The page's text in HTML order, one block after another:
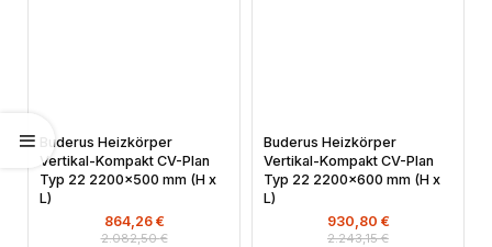
Buderus Heizkörper
Vertikal-Kompakt CV-Plan
Typ 22 2200×500 mm (H x
L)
2.082,50€
864,26 €
Buderus Heizkörper
Vertikal-Kompakt CV-Plan
Typ 22 2200×600 mm (H x
L)
2.243,15€
930,80 €